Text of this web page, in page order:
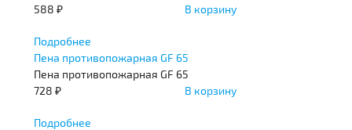
588 ₽
В корзину
Подробнее
Пена противопожарная GF 65
Пена противопожарная GF 65
728 ₽
В корзину
Подробнее